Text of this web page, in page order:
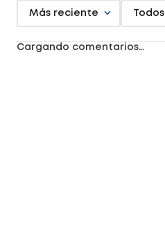
Más reciente Todos
Cargando comentarios…